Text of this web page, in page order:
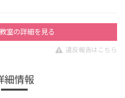
室の詳細を見る
違反報告はこちら
細情報